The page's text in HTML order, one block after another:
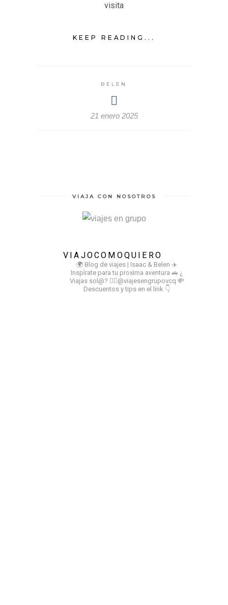
visita
KEEP READING...
BELEN
21 enero 2025
VIAJA CON NOSOTROS
VIAJOCOMOQUIERO
🌍 Blog de viajes | Isaac & Belen ✈️
Inspírate para tu proxima aventura 🚗 ¿
Viajas sol@? 👉🏻@viajesengrupovcq 💸
Descuentos y tips en el link 👇